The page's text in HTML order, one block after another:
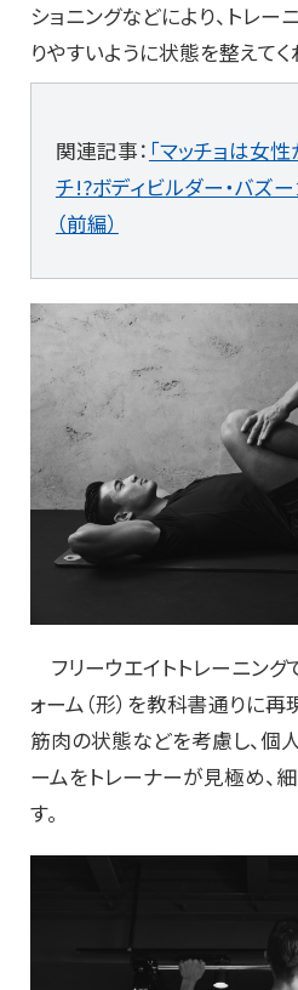
ショニングなどにより、トレ
りやすいように状態を整えてく
関連記事： 「マッチョは女
チ!?ボディビルダー・バズ
（前編）
フリーウエイトトレーニング
ォーム（形）を教科書通りに再
筋肉の状態などを考慮し、個
ームをトレーナーが見極め、
す。